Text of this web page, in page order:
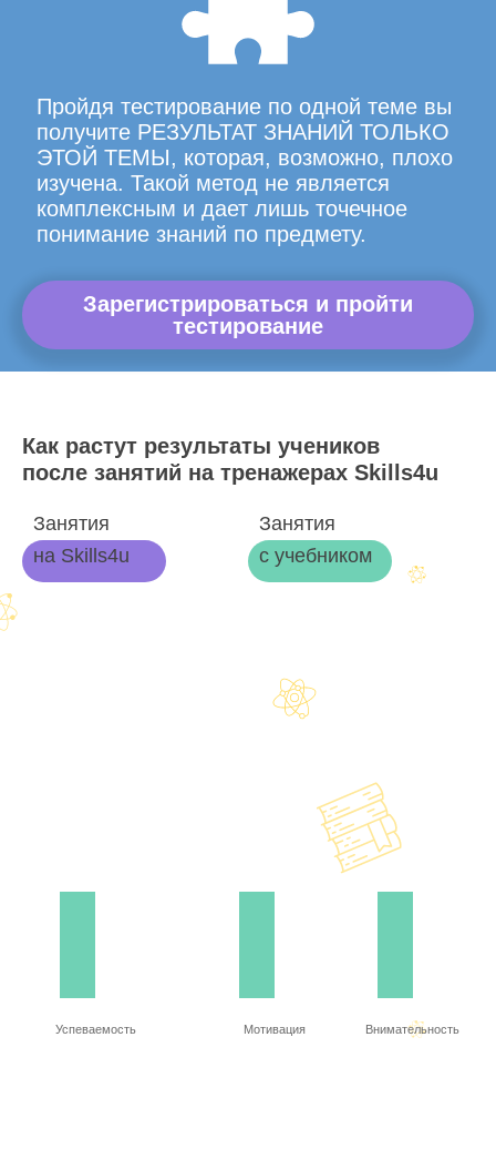
Пройдя тестирование по одной теме вы
получите РЕЗУЛЬТАТ ЗНАНИЙ ТОЛЬКО
ЭТОЙ ТЕМЫ, которая, возможно, плохо
изучена. Такой метод не является
комплексным и дает лишь точечное
понимание знаний по предмету.
Зарегистрироваться и пройти
тестирование
Как растут результаты учеников
после занятий на тренажерах Skills4u
Занятия
на Skills4u
Занятия
с учебником
Успеваемость Мотивация Внимательность